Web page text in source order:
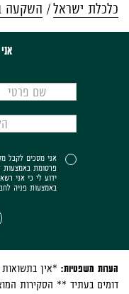
כלכלת ישראל
השקעה
אני מסכים לקבל
פרסומת באמצעות
ידוע לי כי אני
באמצעות פניה
הערות משפטיות: *אין בתשואות
דומים בעתיד ** הסקירות